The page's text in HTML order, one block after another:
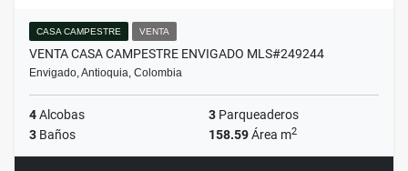
CASA CAMPESTRE VENTA
VENTA CASA CAMPESTRE ENVIGADO MLS#249244
Envigado, Antioquia, Colombia
4Alcobas 3 Parqueaderos
3 Baños 158.59Área m2